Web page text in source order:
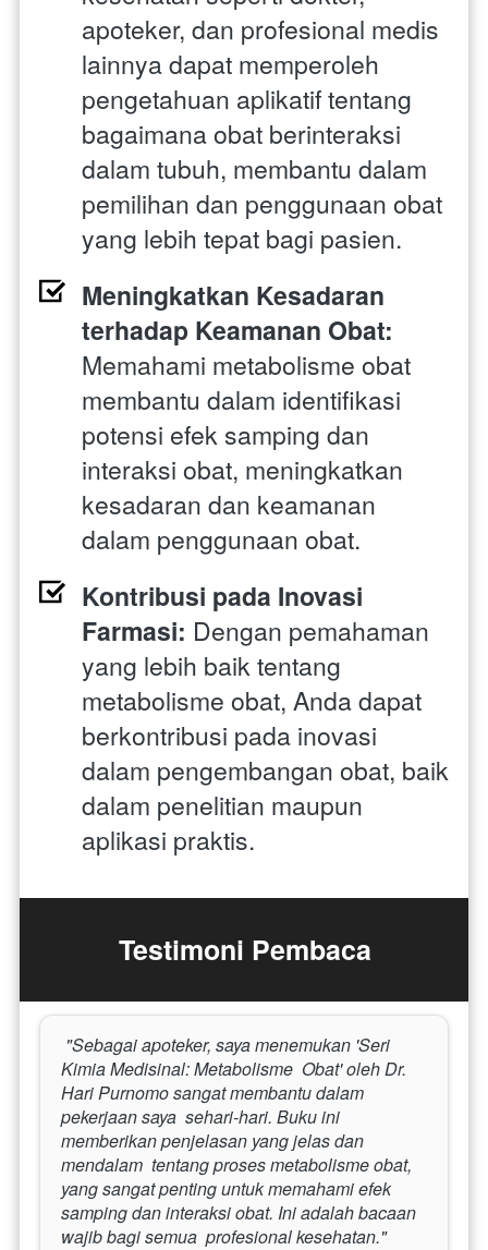
apoteker, dan profesional medis
lainnya dapat memperoleh
pengetahuan aplikatif tentang
bagaimana obat berinteraksi
dalam tubuh, membantu dalam
pemilihan dan penggunaan obat
yang lebih tepat bagi pasien.
Meningkatkan Kesadaran
terhadap Keamanan Obat:
Memahami metabolisme obat
membantu dalam identifikasi
potensi efek samping dan
interaksi obat, meningkatkan
kesadaran dan keamanan
dalam penggunaan obat.
Kontribusi pada Inovasi
Farmasi: Dengan pemahaman
yang lebih baik tentang
metabolisme obat, Anda dapat
berkontribusi pada inovasi
dalam pengembangan obat, baik
dalam penelitian maupun
aplikasi praktis.
Testimoni Pembaca
Kimia Medisinal: Metabolisme  Obat' oleh Dr.
Hari Purnomo sangat membantu dalam
pekerjaan saya  sehari-hari. Buku ini
memberikan penjelasan yang jelas dan
mendalam  tentang proses metabolisme obat,
yang sangat penting untuk memahami efek
samping dan interaksi obat. Ini adalah bacaan
wajib bagi semua  profesional kesehatan."